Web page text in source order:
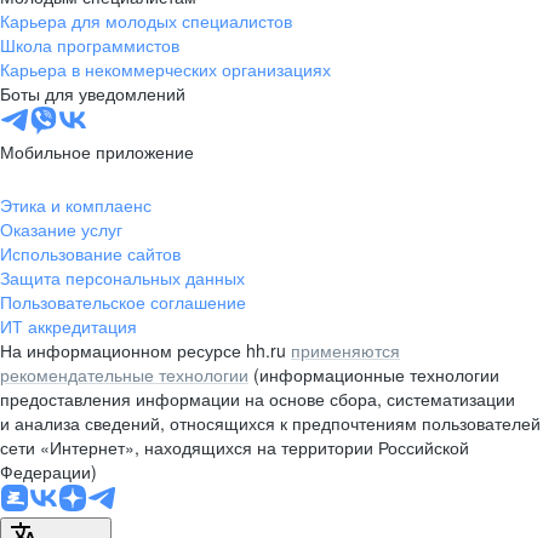
pr@nsk.hh.ru
Минск
пр-т Дзержинского, д. 57,
10 этаж, помещение 45-1
pr@rabota.by
Алматы
пр. Абая, д. 151, БЦ Алатау,
12 этаж, офис 1209
+7 727 232-13-13
pr@headhunter.com.kz
Карьера для молодых специалистов
Школа программистов
Карьера в некоммерческих организациях
Боты для уведомлений
Мобильное приложение
Этика и комплаенс
Оказание услуг
Использование сайтов
Защита персональных данных
Пользовательское соглашение
ИТ аккредитация
На информационном ресурсе hh.ru применяются
рекомендательные технологии (информационные технологии
предоставления информации на основе сбора, систематизации
и анализа сведений, относящихся к предпочтениям пользователей
сети «Интернет», находящихся на территории Российской
Федерации)